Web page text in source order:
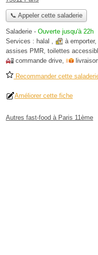
📞 Appeler cette saladerie
Saladerie - Ouverte jusqu'à 22h
Services : halal , à emporter,
assises PMR, toilettes
commande drive,
Recommander cette
Améliorer cette fiche
Autres fast-food à Paris 11ème